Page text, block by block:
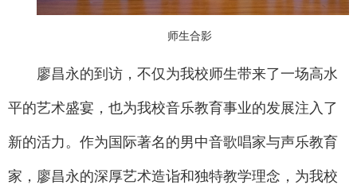
师生合影
廖昌永的到访，不仅为我校师生带来了一场高水
平的艺术盛宴，也为我校音乐教育事业的发展注入了
新的活力。作为国际著名的男中音歌唱家与声乐教育
家，廖昌永的深厚艺术造诣和独特教学理念，为我校